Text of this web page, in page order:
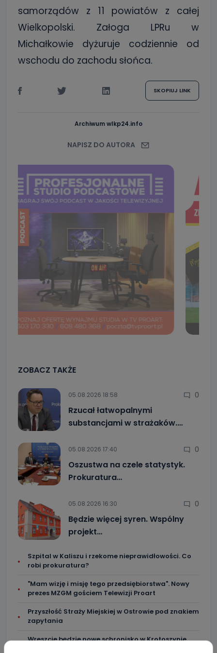
samorządów z 11 powiatów z całej
Wielkopolski. Załoga LPRu w
Michałkowie dyżuruje codziennie od
wschodu do zachodu słońca.
SKOPIUJ LINK
Archiwum wlkp24.info
NAPISZ DO AUTORA
ZOBACZ TAKŻE
05.08.2026 18:58 0
Rzucał łatwopalnymi
substancjami w strażaków.…
05.08.2026 17:40 0
Oszustwa na czele statystyk.
Prokuratura…
05.08.2026 16:30 0
Będzie więcej syren. Wspólny
projekt…
Szpital w Kaliszu i rzekome nieprawidłowości. Co
robi prokuratura?
"Mam wizję i misję tego przedsiębiorstwa". Nowy
prezes MZGM gościem Telewizji Proart
Przyszłość Straży Miejskiej w Ostrowie pod znakiem
zapytania
Wreszcie będzie nowe schronisko w Krotoszynie.